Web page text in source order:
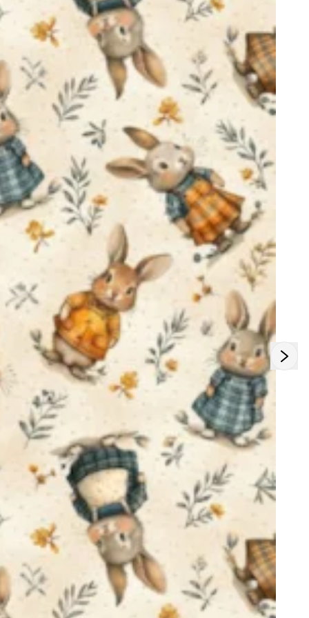
Digital de Páscoae crie peças únicas com a qualidade
da marca
Caldeira!